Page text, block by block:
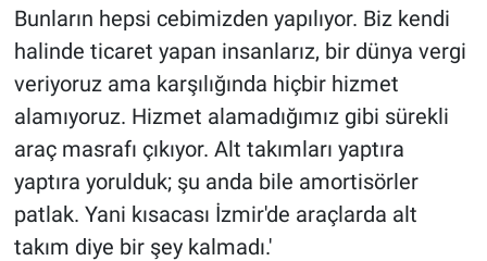
Bunların hepsi cebimizden yapılıyor. Biz kendi
halinde ticaret yapan insanlarız, bir dünya vergi
veriyoruz ama karşılığında hiçbir hizmet
alamıyoruz. Hizmet alamadığımız gibi sürekli
araç masrafı çıkıyor. Alt takımları yaptıra
yaptıra yorulduk; şu anda bile amortisörler
patlak. Yani kısacası İzmir'de araçlarda alt
takım diye bir şey kalmadı.'